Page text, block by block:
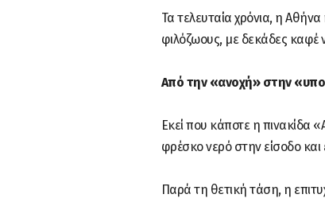
Τα τελευταία χρόνια, η
φιλόζωους, με δεκάδες καφέ
Από την «ανοχή» στην
Εκεί που κάποτε η πινακίδα
φρέσκο νερό στην είσοδο
Παρά τη θετική τάση, η